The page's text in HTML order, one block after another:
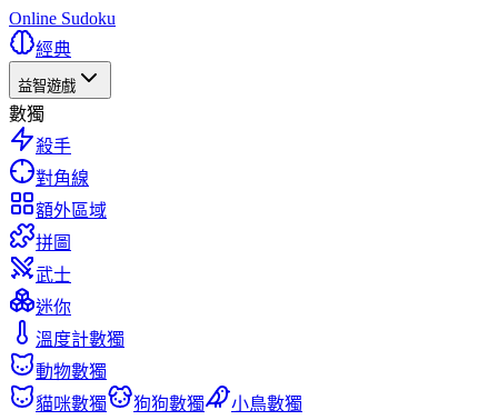
Online Sudoku
經典
益智遊戲
數獨
殺手
對角線
額外區域
拼圖
武士
迷你
溫度計數獨
動物數獨
貓咪數獨
狗狗數獨
小鳥數獨